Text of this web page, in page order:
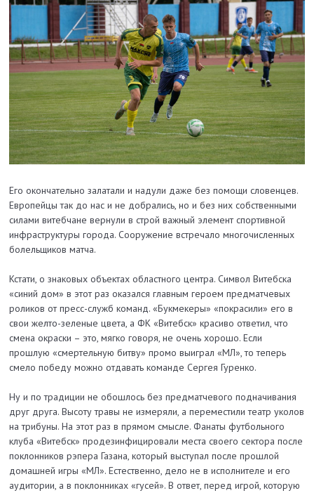
Его окончательно залатали и надули даже без помощи словенцев.
Европейцы так до нас и не добрались, но и без них собственными
силами витебчане вернули в строй важный элемент спортивной
инфраструктуры города. Сооружение встречало многочисленных
болельщиков матча.
Кстати, о знаковых объектах областного центра. Символ Витебска
«синий дом» в этот раз оказался главным героем предматчевых
роликов от пресс-служб команд. «Букмекеры» «покрасили» его в
свои желто-зеленые цвета, а ФК «Витебск» красиво ответил, что
смена окраски – это, мягко говоря, не очень хорошо. Если
прошлую «смертельную битву» промо выиграл «МЛ», то теперь
смело победу можно отдавать команде Сергея Гуренко.
Ну и по традиции не обошлось без предматчевого подначивания
друг друга. Высоту травы не измеряли, а переместили театр уколов
на трибуны. На этот раз в прямом смысле. Фанаты футбольного
клуба «Витебск» продезинфицировали места своего сектора после
поклонников рэпера Газана, который выступал после прошлой
домашней игры «МЛ». Естественно, дело не в исполнителе и его
аудитории, а в поклонниках «гусей». В ответ, перед игрой, которую